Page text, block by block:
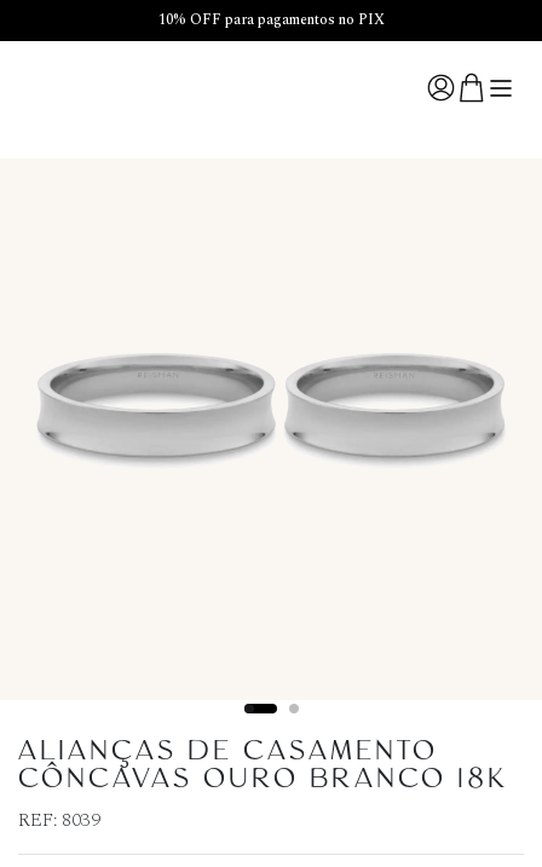
10% OFF para pagamentos no PIX
ALIANÇAS DE CASAMENTO
CÔNCAVAS OURO BRANCO 18K
REF: 8039